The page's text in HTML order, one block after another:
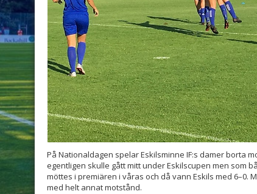
På Nationaldagen spelar Eskilsminne IF:s damer borta
egentligen skulle gått mitt under Eskilscupen men som
möttes i premiären i våras och då vann Eskils med 6–0.
med helt annat motstånd.